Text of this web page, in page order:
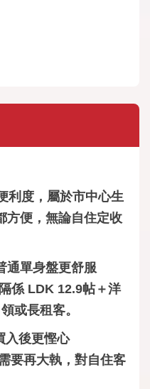
利度，屬於市中心生
方便，無論自住定收
通單身盤更舒服
係 LDK 12.9帖＋洋
或長租客。
入後更慳心
要再大執，對自住客